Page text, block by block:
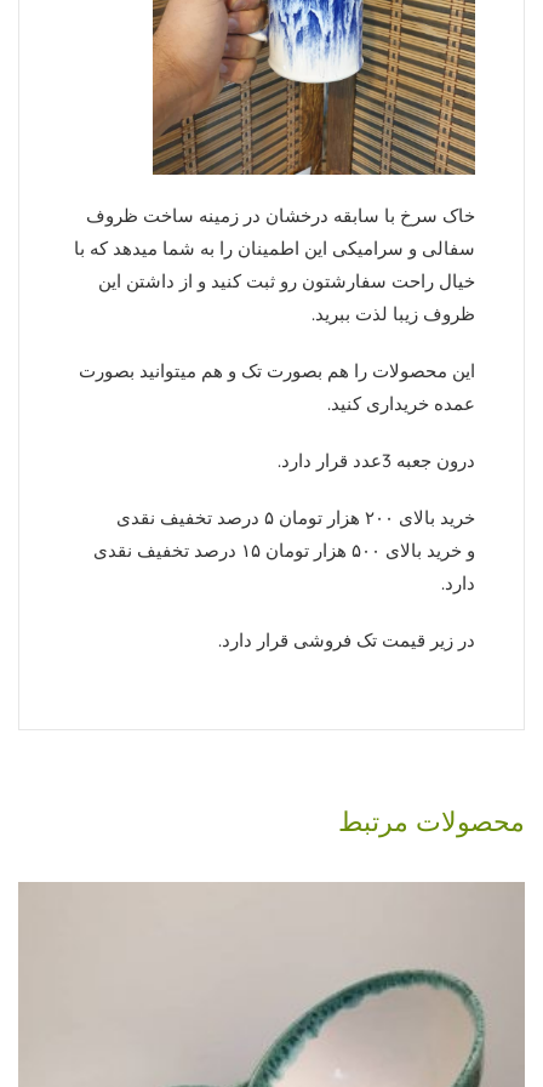
خاک سرخ با سابقه درخشان در زمینه ساخت ظروف
سفالی و سرامیکی این اطمینان را به شما میدهد که با
خیال راحت سفارشتون رو ثبت کنید و از داشتن این
ظروف زیبا لذت ببرید.
این محصولات را هم بصورت تک و هم میتوانید بصورت
عمده خریداری کنید.
درون جعبه 3عدد قرار دارد.
خرید بالای ۲۰۰ هزار تومان ۵ درصد تخفیف نقدی
و خرید بالای ۵۰۰ هزار تومان ۱۵ درصد تخفیف نقدی
دارد.
در زیر قیمت تک فروشی قرار دارد.
محصولات مرتبط